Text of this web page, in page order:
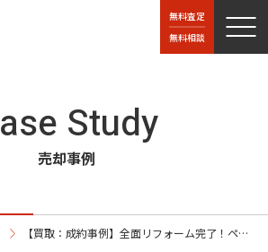
無料査定
無料相談
ase Study
売却事例
【買取：成約事例】全面リフォーム完了！ペット飼育可能な1ＬＤＫ 太平パシフィック桑津II